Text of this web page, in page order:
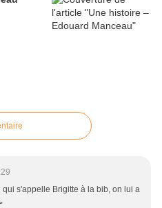
s'appelle Brigitte à la bib, on lui a